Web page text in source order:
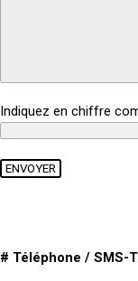
Indiquez en chiffre
# Téléphone / SMS-